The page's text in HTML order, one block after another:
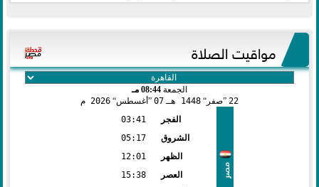
مواقيت الصلاة
الجمعة 08:44 مـ
22
صفر 1448 هـ 07 أغسطس 2026 م
مصر
الفجر
03:41
الشروق
05:17
الظهر
12:01
العصر
15:38